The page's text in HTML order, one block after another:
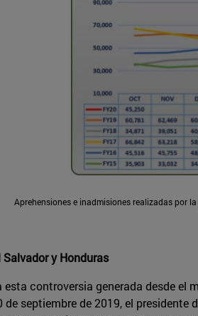
Aprehensiones e inadmisiones realizadas por
y Honduras
esta controversia generada desde el
de septiembre de 2019, el presidente